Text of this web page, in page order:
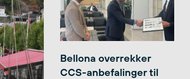
Bellona overrekker
CCS-anbefalinger til